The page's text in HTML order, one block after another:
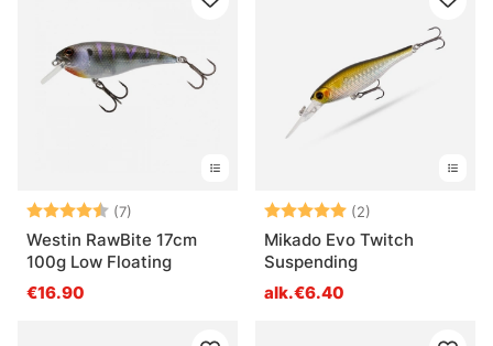
Arvio: (7)
4.9 5:sta tähdestä
Westin RawBite 17cm
100g Low Floating
€16.90
Arvio: (2)
Mikado Evo Twitch
Suspending
alk.€6.40